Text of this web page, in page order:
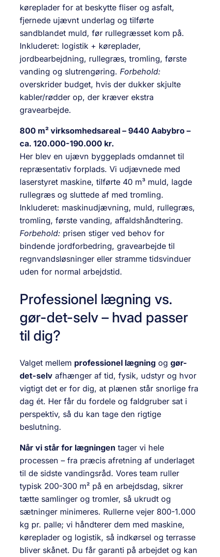
køreplader for at beskytte fliser og asfalt,
fjernede ujævnt underlag og tilførte
sandblandet muld, før rullegræsset kom på.
Inkluderet: logistik + køreplader,
jordbearbejdning, rullegræs, tromling, første
vanding og slutrengøring. Forbehold:
overskrider budget, hvis der dukker skjulte
kabler/rødder op, der kræver ekstra
gravearbejde.
800 m² virksomhedsareal – 9440 Aabybro –
ca. 120.000-190.000 kr.
Her blev en ujævn byggeplads omdannet til
repræsentativ forplads. Vi udjævnede med
laserstyret maskine, tilførte 40 m³ muld, lagde
rullegræs og sluttede af med tromling.
Inkluderet: maskinudjævning, muld, rullegræs,
tromling, første vanding, affaldshåndtering.
Forbehold: prisen stiger ved behov for
bindende jordforbedring, gravearbejde til
regnvandsløsninger eller stramme tidsvinduer
uden for normal arbejdstid.
Professionel lægning vs.
gør-det-selv – hvad passer
til dig?
Valget mellem professionel lægning og gør-
det-selv afhænger af tid, fysik, udstyr og hvor
vigtigt det er for dig, at plænen står snorlige fra
dag ét. Her får du fordele og faldgruber sat i
perspektiv, så du kan tage den rigtige
beslutning.
Når vi står for lægningen tager vi hele
processen – fra præcis afretning af underlaget
til de sidste vandingsråd. Vores team ruller
typisk 200-300 m² på en arbejdsdag, sikrer
tætte samlinger og tromler, så ukrudt og
sætninger minimeres. Rullerne vejer 800-1.000
kg pr. palle; vi håndterer dem med maskine,
køreplader og logistik, så indkørsel og terrasse
bliver skånet. Du får garanti på arbejdet og kan